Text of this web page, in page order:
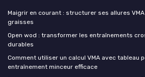
Maigrir en courant : structurer ses allures
graisses
Open wod : transformer les entraînements
durables
Comment utiliser un calcul VMA avec tableau
entraînement minceur efficace